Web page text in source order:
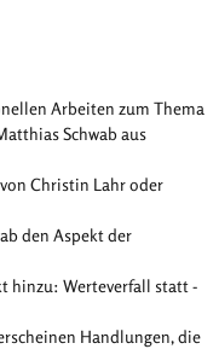
Arbeiten zum Thema
Schwab aus
Christin Lahr oder
den Aspekt der
hinzu: Werteverfall statt -
Handlungen, die